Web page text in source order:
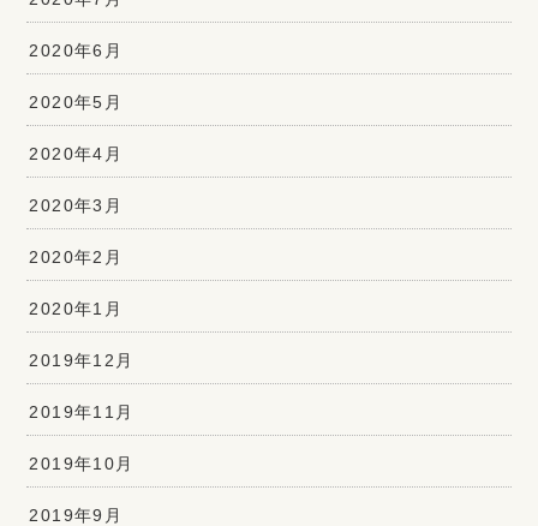
2020年6月
2020年5月
2020年4月
2020年3月
2020年2月
2020年1月
2019年12月
2019年11月
2019年10月
2019年9月